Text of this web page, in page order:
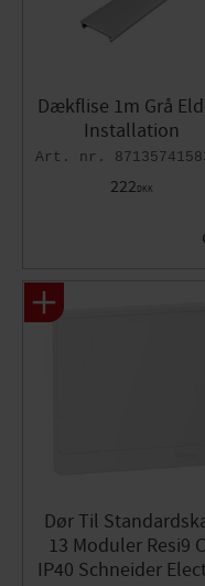
Dækflise 1m Grå
Installation
222DKK
Dør Til
13 Moduler Resi9
IP40 Schneider